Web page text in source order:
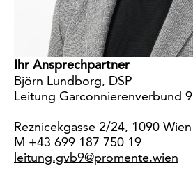
Ihr Ansprechpartner
Björn Lundborg, DSP
Leitung Garconnierenverbund 9
Reznicekgasse 2/24, 1090 Wien
M +43 699 187 750 19
leitung.gvb9@promente.wien